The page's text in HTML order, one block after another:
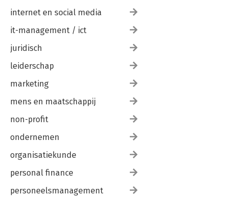
internet en social media
it-management / ict
juridisch
leiderschap
marketing
mens en maatschappij
non-profit
ondernemen
organisatiekunde
personal finance
personeelsmanagement